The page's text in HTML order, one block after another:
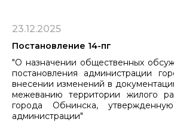
23.12.2025
Постановление 14-пг
"О назначении общественных
постановления администрации
внесении изменений в
межеванию территории жилого
города Обнинска,
администрации"